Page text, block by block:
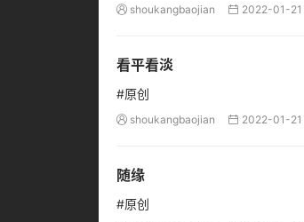
 shoukangbaojian  2022-01-21
看平看淡
#原创
 shoukangbaojian  2022-01-21
随缘
#原创